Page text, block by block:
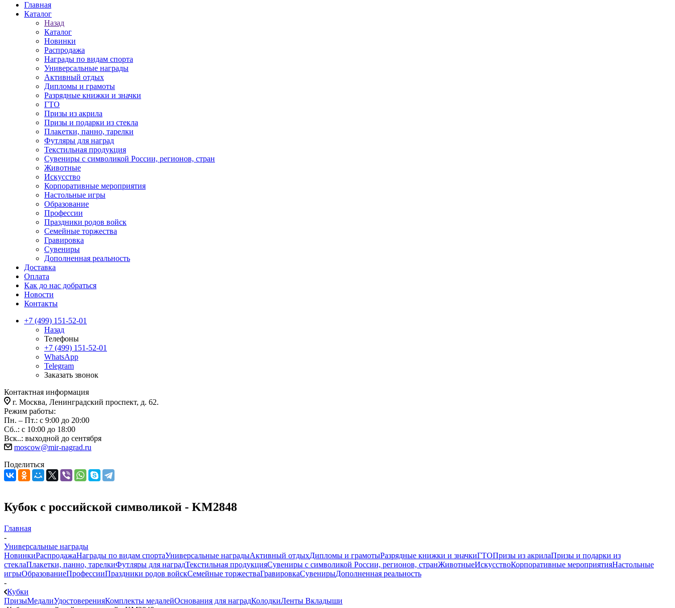
Главная
Каталог
Назад
Каталог
Новинки
Распродажа
Награды по видам спорта
Универсальные награды
Активный отдых
Дипломы и грамоты
Разрядные книжки и значки
ГТО
Призы из акрила
Призы и подарки из стекла
Плакетки, панно, тарелки
Футляры для наград
Текстильная продукция
Сувениры с символикой России, регионов, стран
Животные
Искусство
Корпоративные мероприятия
Настольные игры
Образование
Профессии
Праздники родов войск
Семейные торжества
Гравировка
Сувениры
Дополненная реальность
Доставка
Оплата
Как до нас добраться
Новости
Контакты
+7 (499) 151-52-01
Назад
Телефоны
+7 (499) 151-52-01
WhatsApp
Telegram
Заказать звонок
Контактная информация
г. Москва, Ленинградский проспект, д. 62.
Режим работы:
Пн. – Пт.: с 9:00 до 20:00
Сб..: с 10:00 до 18:00
Вск..: выходной до сентября
moscow@mir-nagrad.ru
Поделиться
Кубок с российской символикой - KM2848
Главная
-
Универсальные награды
НовинкиРаспродажаНаграды по видам спортаУниверсальные наградыАктивный отдыхДипломы и грамотыРазрядные книжки и значкиГТОПризы из акрилаПризы и подарки из
стеклаПлакетки, панно, тарелкиФутляры для наградТекстильная продукцияСувениры с символикой России, регионов, странЖивотныеИскусствоКорпоративные мероприятияНастольные
игрыОбразованиеПрофессииПраздники родов войскСемейные торжестваГравировкаСувенирыДополненная реальность
-
Кубки
ПризыМедалиУдостоверенияКомплекты медалейОснования для наградКолодкиЛенты Вкладыши